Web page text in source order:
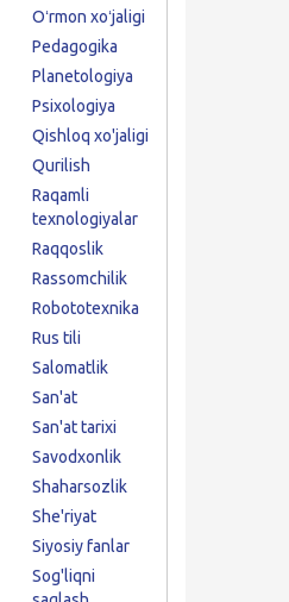
Oʻrmon xoʻjaligi
Pedagogika
Planetologiya
Psixologiya
Qishloq xo'jaligi
Qurilish
Raqamli
texnologiyalar
Raqqoslik
Rassomchilik
Robototexnika
Rus tili
Salomatlik
San'at
San'at tarixi
Savodxonlik
Shaharsozlik
She'riyat
Siyosiy fanlar
Sog'liqni